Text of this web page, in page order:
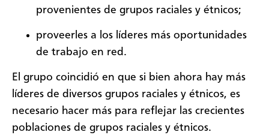
provenientes de grupos raciales y étnicos;
proveerles a los líderes más oportunidades
de trabajo en red.
El grupo coincidió en que si bien ahora hay más
líderes de diversos grupos raciales y étnicos, es
necesario hacer más para reflejar las crecientes
poblaciones de grupos raciales y étnicos.